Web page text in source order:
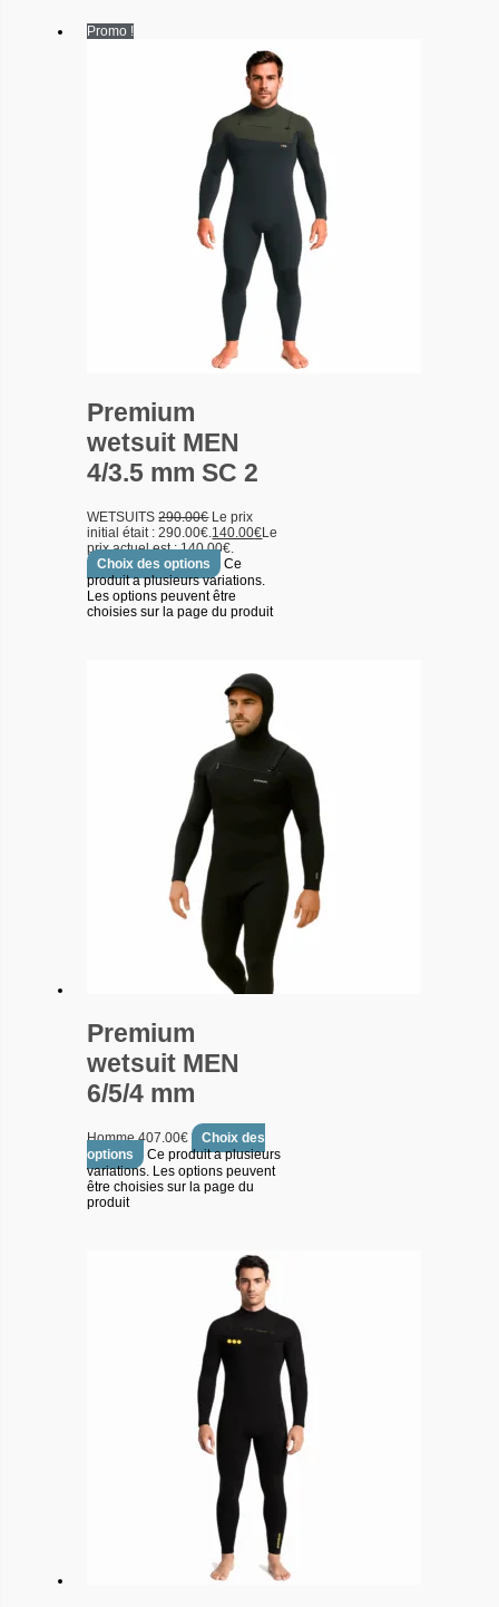
Promo !
Premium
wetsuit MEN
4/3.5 mm SC 2
WETSUITS290.00€ Le prix
initial était : 290.00€.140.00€Le
prix actuel est : 140.00€.
Choix des options
Ce
produit a plusieurs variations.
Les options peuvent être
choisies sur la page du produit
Premium
wetsuit MEN
6/5/4 mm
Homme407.00€
Choix des
options
Ce produit a plusieurs
variations. Les options peuvent
être choisies sur la page du
produit